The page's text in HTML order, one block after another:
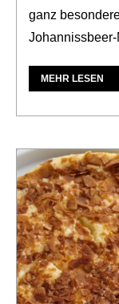
ganz
MEHR LESEN